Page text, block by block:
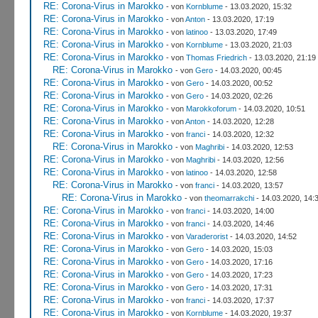
RE: Corona-Virus in Marokko - von Kornblume- 13.03.2020, 15:32
RE: Corona-Virus in Marokko - vonAnton- 13.03.2020, 17:19
RE: Corona-Virus in Marokko - von latinoo- 13.03.2020, 17:49
RE: Corona-Virus in Marokko - von Kornblume- 13.03.2020, 21:03
RE: Corona-Virus in Marokko - von Thomas Friedrich- 13.03.2020, 21:19
RE: Corona-Virus in Marokko - von Gero- 14.03.2020, 00:45
RE: Corona-Virus in Marokko - von Gero- 14.03.2020, 00:52
RE: Corona-Virus in Marokko - von Gero- 14.03.2020, 02:26
RE: Corona-Virus in Marokko - von Marokkoforum- 14.03.2020, 10:51
RE: Corona-Virus in Marokko - vonAnton- 14.03.2020, 12:28
RE: Corona-Virus in Marokko - von franci- 14.03.2020, 12:32
RE: Corona-Virus in Marokko - von Maghribi- 14.03.2020, 12:53
RE: Corona-Virus in Marokko - von Maghribi- 14.03.2020, 12:56
RE: Corona-Virus in Marokko - von latinoo- 14.03.2020, 12:58
RE: Corona-Virus in Marokko - von franci- 14.03.2020, 13:57
RE: Corona-Virus in Marokko - von theomarrakchi- 14.03.2020,
RE: Corona-Virus in Marokko - von franci- 14.03.2020, 14:00
RE: Corona-Virus in Marokko - von franci- 14.03.2020, 14:46
RE: Corona-Virus in Marokko - von Varaderorist- 14.03.2020, 14:52
RE: Corona-Virus in Marokko - von Gero- 14.03.2020, 15:03
RE: Corona-Virus in Marokko - von Gero- 14.03.2020, 17:16
RE: Corona-Virus in Marokko - von Gero- 14.03.2020, 17:23
RE: Corona-Virus in Marokko - von Gero- 14.03.2020, 17:31
RE: Corona-Virus in Marokko - von franci- 14.03.2020, 17:37
RE: Corona-Virus in Marokko - von Kornblume- 14.03.2020, 19:37